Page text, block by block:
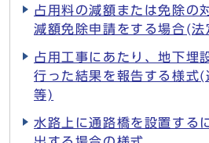
占用料の減額または免除の
減額免除申請をする場合(法
占用工事にあたり、地下埋
行った結果を報告する様式
等)
水路上に通路橋を設置する